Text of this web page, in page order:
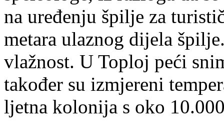
na uređenju špilje za
metara ulaznog dijela
vlažnost. U Toploj peći
također su izmjereni
ljetna kolonija s oko